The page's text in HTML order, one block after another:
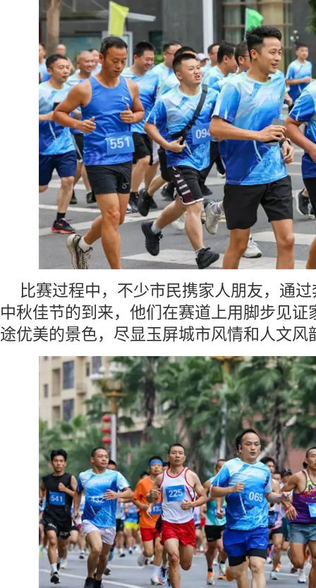
比赛过程中，不少市民携家人朋友，通
中秋佳节的到来，他们在赛道上用脚步见证
途优美的景色，尽显玉屏城市风情和人文风